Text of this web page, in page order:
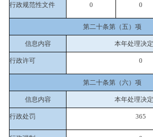
行政规范性文件 0 0
第二十条第（五）项
信息内容 本年处理决
行政许可 0
第二十条第（六）项
信息内容 本年处理决
行政处罚 365